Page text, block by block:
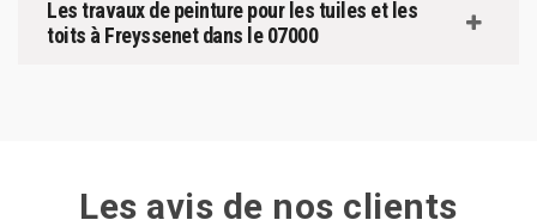
Les travaux de peinture pour les tuiles et les
toits à Freyssenet dans le 07000
Les avis de nos clients